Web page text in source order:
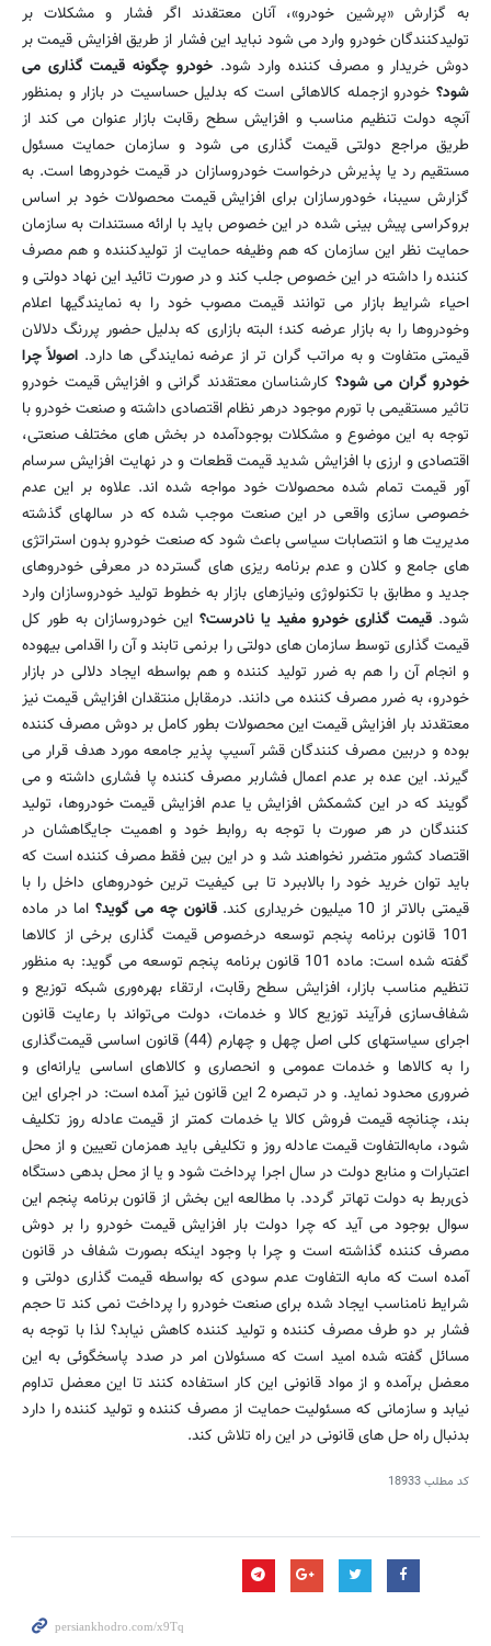
به گزارش «پرشین خودرو»، آنان معتقدند اگر فشار و مشکلات بر
تولیدکنندگان خودرو وارد می شود نباید این فشار از طریق افزایش قیمت بر
دوش خریدار و مصرف کننده وارد شود.خودرو چگونه قیمت گذاری می
شود؟ خودرو ازجمله کالاهائی است که بدلیل حساسیت در بازار و بمنظور
آنچه دولت تنظیم مناسب و افزایش سطح رقابت بازار عنوان می کند از
طریق مراجع دولتی قیمت گذاری می شود و سازمان حمایت مسئول
مستقیم رد یا پذیرش درخواست خودروسازان در قیمت خودروها است. به
گزارش سیبنا، خودورسازان برای افزایش قیمت محصولات خود بر اساس
بروکراسی پیش بینی شده در این خصوص باید با ارائه مستندات به سازمان
حمایت نظر این سازمان که هم وظیفه حمایت از تولیدکننده و هم مصرف
کننده را داشته در این خصوص جلب کند و در صورت تائید این نهاد دولتی و
احیاء شرایط بازار می توانند قیمت مصوب خود را به نمایندگیها اعلام
وخودروها را به بازار عرضه کند؛ البته بازاری که بدلیل حضور پررنگ دلالان
قیمتی متفاوت و به مراتب گران تر از عرضه نمایندگی ها دارد. اصولاً چرا
خودرو گران می شود؟ کارشناسان معتقدند گرانی و افزایش قیمت خودرو
تاثیر مستقیمی با تورم موجود درهر نظام اقتصادی داشته و صنعت خودرو با
توجه به این موضوع و مشکلات بوجودآمده در بخش های مختلف صنعتی،
اقتصادی و ارزی با افزایش شدید قیمت قطعات و در نهایت افزایش سرسام
آور قیمت تمام شده محصولات خود مواجه شده اند. علاوه بر این عدم
خصوصی سازی واقعی در این صنعت موجب شده که در سالهای گذشته
مدیریت ها و انتصابات سیاسی باعث شود که صنعت خودرو بدون استراتژی
های جامع و کلان و عدم برنامه ریزی های گسترده در معرفی خودروهای
جدید و مطابق با تکنولوژی ونیازهای بازار به خطوط تولید خودروسازان وارد
شود. قیمت گذاری خودرو مفید یا نادرست؟ این خودروسازان به طور کل
قیمت گذاری توسط سازمان های دولتی را برنمی تابند و آن را اقدامی بیهوده
و انجام آن را هم به ضرر تولید کننده و هم بواسطه ایجاد دلالی در بازار
خودرو، به ضرر مصرف کننده می دانند. درمقابل منتقدان افزایش قیمت نیز
معتقدند بار افزایش قیمت این محصولات بطور کامل بر دوش مصرف کننده
بوده و دربین مصرف کنندگان قشر آسیپ پذیر جامعه مورد هدف قرار می
گیرند. این عده بر عدم اعمال فشاربر مصرف کننده پا فشاری داشته و می
گویند که در این کشمکش افزایش یا عدم افزایش قیمت خودروها، تولید
کنندگان در هر صورت با توجه به روابط خود و اهمیت جایگاهشان در
اقتصاد کشور متضرر نخواهند شد و در این بین فقط مصرف کننده است که
باید توان خرید خود را بالاببرد تا بی کیفیت ترین خودروهای داخل را با
قیمتی بالاتر از 10 میلیون خریداری کند.
قانون چه می گوید؟ اما در ماده
101 قانون برنامه پنجم توسعه درخصوص قیمت گذاری برخی از کالاها
گفته شده است: ماده 101 قانون برنامه پنجم توسعه می گوید: به منظور
تنظیم مناسب بازار، افزایش سطح رقابت، ارتقاء بهره‌وری شبکه توزیع و
شفاف‌سازی فرآیند توزیع کالا و خدمات، دولت می‌تواند با رعایت قانون
اجرای سیاستهای کلی اصل چهل‌ و چهارم (44) قانون اساسی قیمت‌گذاری
را به کالاها و خدمات عمومی و انحصاری و کالاهای اساسی یارانه‌ای و
ضروری محدود نماید. و در تبصره 2 این قانون نیز آمده است: در اجرای این
بند، چنانچه قیمت فروش کالا یا خدمات کمتر از قیمت عادله روز تکلیف
شود، مابه‌التفاوت قیمت عادله روز و تکلیفی باید همزمان تعیین و از محل
اعتبارات و منابع دولت در سال اجرا پرداخت شود و یا از محل بدهی دستگاه
ذی‌ربط به دولت تهاتر گردد. با مطالعه این بخش از قانون برنامه پنجم این
سوال بوجود می آید که چرا دولت بار افزایش قیمت خودرو را بر دوش
مصرف کننده گذاشته است و چرا با وجود اینکه بصورت شفاف در قانون
آمده است که مابه التفاوت عدم سودی که بواسطه قیمت گذاری دولتی و
شرایط نامناسب ایجاد شده برای صنعت خودرو را پرداخت نمی کند تا حجم
فشار بر دو طرف مصرف کننده و تولید کننده کاهش نیابد؟ لذا با توجه به
مسائل گفته شده امید است که مسئولان امر در صدد پاسخگوئی به این
معضل برآمده و از مواد قانونی این کار استفاده کنند تا این معضل تداوم
نیابد و سازمانی که مسئولیت حمایت از مصرف کننده و تولید کننده را دارد
بدنبال راه حل های قانونی در این راه تلاش کند.
کد مطلب18933